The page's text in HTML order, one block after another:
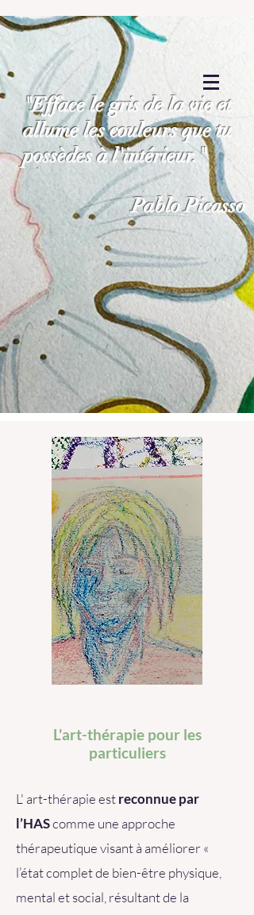
"Efface le gris de la vie et
allume les couleurs que tu
possèdes à l'intérieur."
Pablo Picasso
L' art-thérapie estreconnue par
l’HAScomme une approche
thérapeutique visant à améliorer «
l’état complet de bien-être physique,
mental et social, résultant de la
L'art-thérapie pour les
particuliers